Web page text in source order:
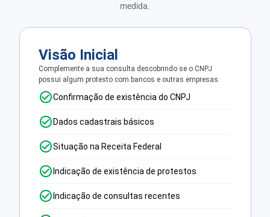
medida.
Visão Inicial
Complemente a sua consulta descobrindo se o CNPJ
possui algum protesto com bancos e outras empresas.
Confirmação de existência do CNPJ
Dados cadastrais básicos
Situação na Receita Federal
Indicação de existência de protestos
Indicação de consultas recentes